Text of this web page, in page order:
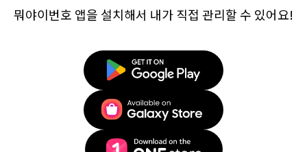
뭐야이번호 앱을 설치해서 내가 직접 관리할 수 있어요!